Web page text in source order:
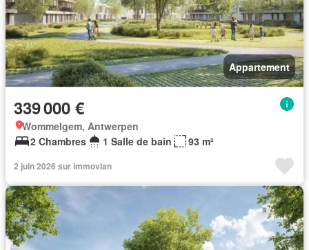
Appartement
339 000 €
Wommelgem, Antwerpen
2 Chambres
1 Salle de bain 93 m²
2 juin 2026 sur immovlan